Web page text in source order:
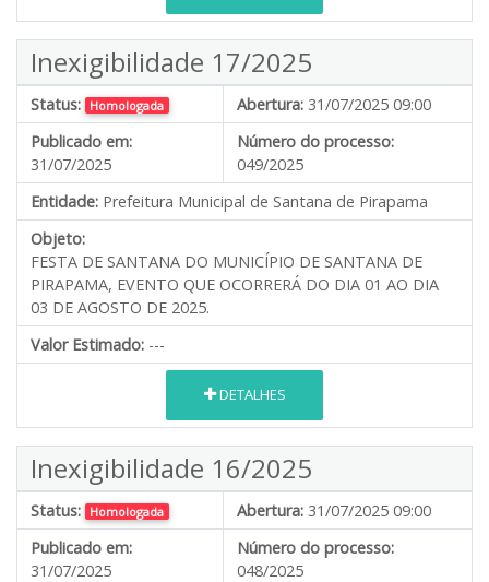
Inexigibilidade 17/2025
Status: Homologada Abertura: 31/07/2025 09:00
Publicado em:
31/07/2025
Número do processo:
049/2025
Entidade: Prefeitura Municipal de Santana de Pirapama
Objeto:
FESTA DE SANTANA DO MUNICÍPIO DE SANTANA DE
PIRAPAMA, EVENTO QUE OCORRERÁ DO DIA 01 AO DIA
03 DE AGOSTO DE 2025.
Valor Estimado: ---
DETALHES
Inexigibilidade 16/2025
Status: Homologada Abertura: 31/07/2025 09:00
Publicado em:
31/07/2025
Número do processo:
048/2025